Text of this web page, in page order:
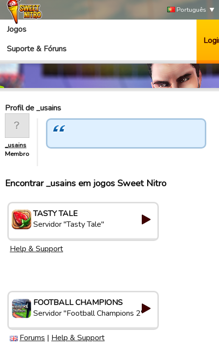
Português
Jogos
Suporte & Fóruns
Profil de _usains
_usains
Membro
Encontrar _usains em jogos Sweet Nitro
TASTY TALE
Servidor "Tasty Tale"
Help & Support
FOOTBALL CHAMPIONS
Servidor "Football Champions 2"
Forums | Help & Support